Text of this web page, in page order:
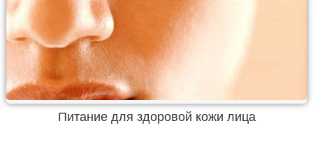
Питание для здоровой кожи лица